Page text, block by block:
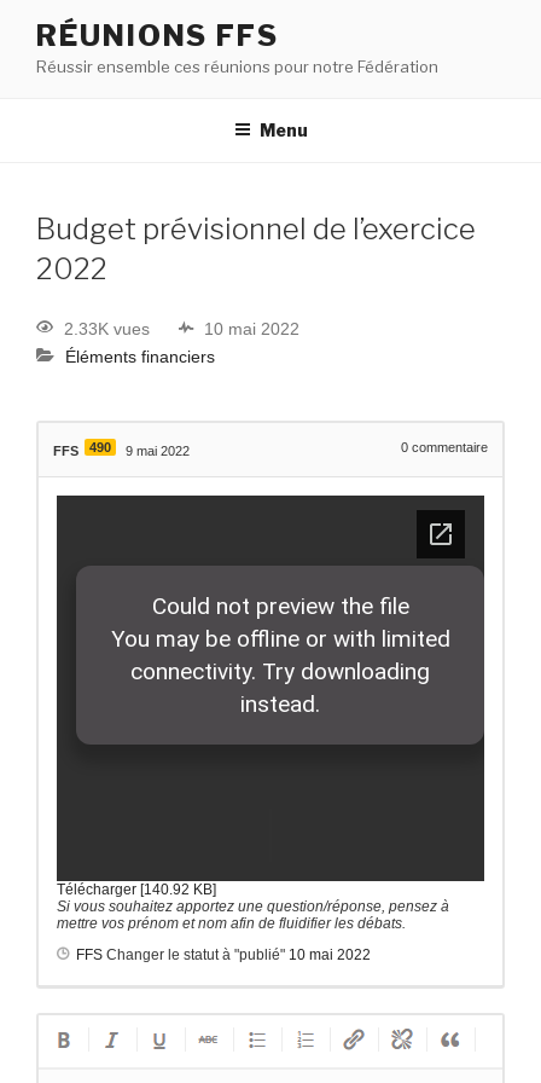
RÉUNIONS FFS
Réussir ensemble ces réunions pour notre Fédération
Menu
Budget prévisionnel de l’exercice
2022
2.33K vues
10 mai 2022
Éléments financiers
FFS 490 9 mai 2022 0 commentaire
Télécharger [140.92 KB]
Si vous souhaitez apportez une question/réponse, pensez à
mettre vos prénom et nom afin de fluidifier les débats.
FFS Changer le statut à "publié" 10 mai 2022